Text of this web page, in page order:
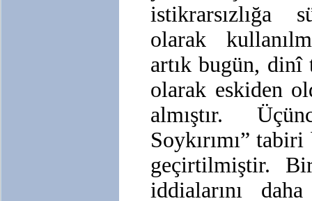
istikrarsızlığa
olarak
artık bugün, dinî
olarak eskiden
almıştır.
Soykırımı”
geçirtilmiştir.
iddialarını